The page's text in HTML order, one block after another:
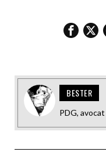
BESTER
PDG,